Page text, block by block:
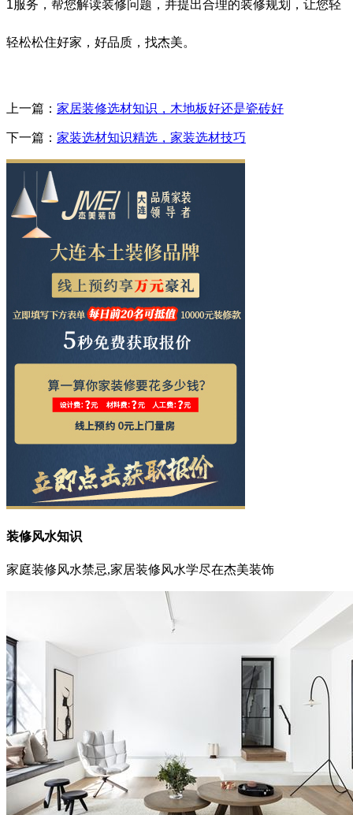
1服务，帮您解读装修问题，并提出合理的装修规划，让您轻
轻松松住好家，好品质，找杰美。
上一篇： 家居装修选材知识，木地板好还是瓷砖好
下一篇： 家装选材知识精选，家装选材技巧
装修风水知识
家庭装修风水禁忌,家居装修风水学尽在杰美装饰